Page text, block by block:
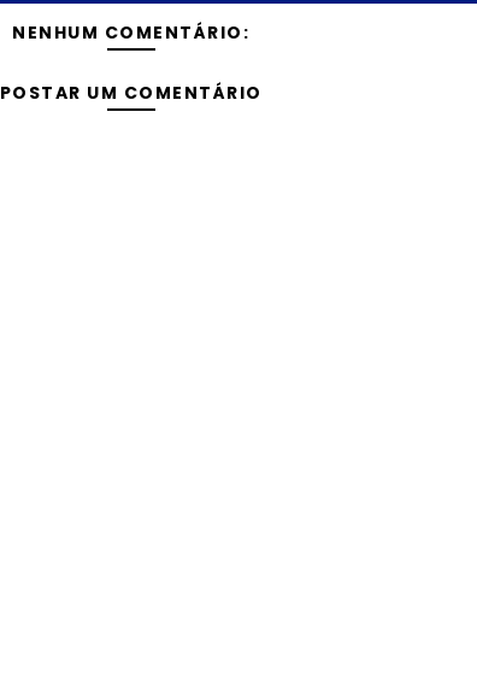
NENHUM COMENTÁRIO:
POSTAR UM COMENTÁRIO